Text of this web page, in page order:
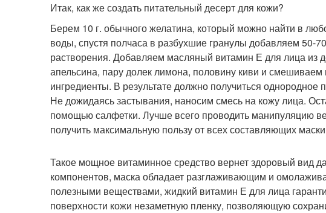
Итак, как же создать питательный десерт для кожи?
Берем 10 г. обычного желатина, который можно найти в
воды, спустя полчаса в разбухшие гранулы добавляем 50-
растворения. Добавляем масляный витамин Е для лица из
апельсина, пару долек лимона, половину киви и
ингредиенты. В результате должно получиться
Не дожидаясь застывания, наносим смесь на кожу лица.
помощью салфетки. Лучше всего проводить манипуляцию
получить максимальную пользу от всех составляющих
Такое мощное витаминное средство вернет здоровый вид
компонентов, маска обладает разглаживающим и
полезными веществами, жидкий витамин Е для лица
поверхности кожи незаметную пленку, позволяющую